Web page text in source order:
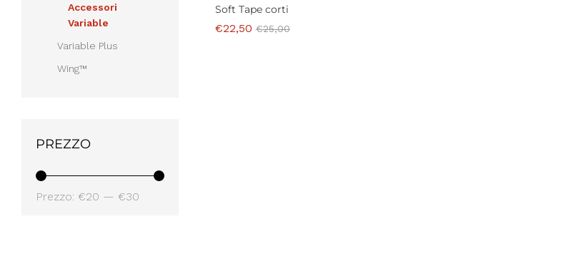
Soft Tape corti
€22,50 €25,00
Accessori
Variable
Variable Plus
Wing™
PREZZO
Prezzo: €20 — €30